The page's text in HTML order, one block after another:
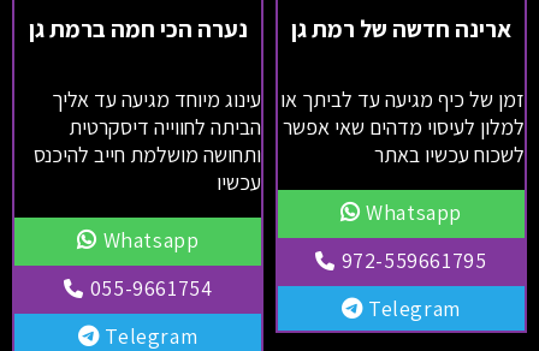
ארינה חדשה של רמת גן
זמן של כיף מגיעה עד לביתך או
למלון לעיסוי מדהים שאי אפשר
לשכוח עכשיו באתר
Whatsapp
972-559661795
Telegram
נערה הכי חמה ברמת גן
עינוג מיוחד מגיעה עד אליך
הביתה לחווייה דיסקרטית
ותחושה מושלמת חייב להיכנס
עכשיו
Whatsapp
055-9661754
Telegram